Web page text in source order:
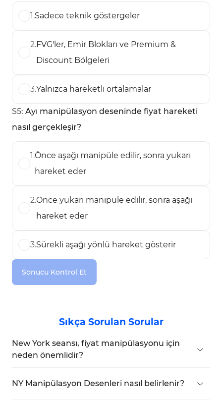
1.Sadece teknik göstergeler
2.FVG'ler, Emir Blokları ve Premium &
Discount Bölgeleri
3.Yalnızca hareketli ortalamalar
S5: Ayı manipülasyon deseninde fiyat hareketi
nasıl gerçekleşir?
1.Önce aşağı manipüle edilir, sonra yukarı
hareket eder
2.Önce yukarı manipüle edilir, sonra aşağı
hareket eder
3.Sürekli aşağı yönlü hareket gösterir
Sonucu Kontrol Et
Sıkça Sorulan Sorular
New York seansı, fiyat manipülasyonu için
neden önemlidir?
girişleri nedeniyle, piyasa yapıcıların fiyat
hareketlerini manipüle etmeleri için ideal bir
NY Manipülasyon Desenleri nasıl belirlenir?